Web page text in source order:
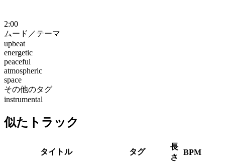
2:00
ムード／テーマ
upbeat
energetic
peaceful
atmospheric
space
その他のタグ
instrumental
似たトラック
タイトル タグ
長
さ
BPM